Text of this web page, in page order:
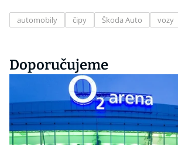
automobily čipy Škoda Auto vozy
Doporučujeme